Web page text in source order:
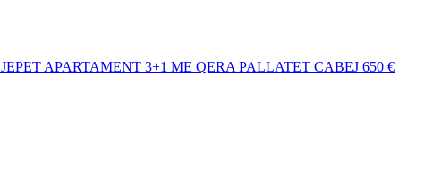
JEPET APARTAMENT 3+1 ME QERA PALLATET CABEJ 650 €